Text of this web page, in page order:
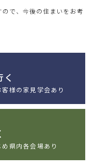
で、今後の住まいをお考
様の家見学会あり
県内各会場あり